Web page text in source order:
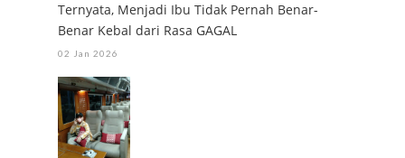
Ternyata, Menjadi Ibu Tidak Pernah Benar-
Benar Kebal dari Rasa GAGAL
02 Jan 2026